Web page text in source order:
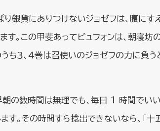
り銀貨にありつけないジョゼフは、腹にす
す。この甲斐あってビュフォンは、朝寝坊
ち３、４巻は召使いのジョゼフの力に負う
朝の数時間は無理でも、毎日 1 時間で
ます。その時間すら捻出できないなら、